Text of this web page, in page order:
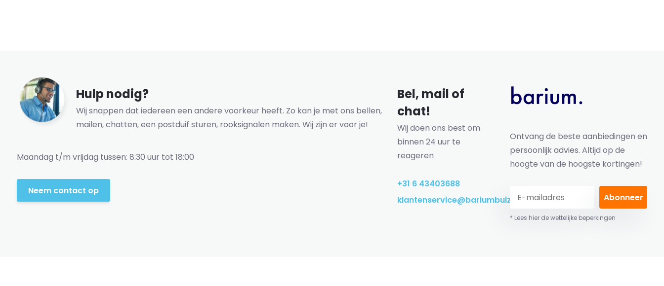
Hulp nodig?
Wij snappen dat iedereen een andere voorkeur heeft. Zo kan je met ons bellen,
mailen, chatten, een postduif sturen, rooksignalen maken. Wij zijn er voor je!
Maandag t/m vrijdag tussen: 8:30 uur tot 18:00
Neem contact op
Bel, mail of
chat!
Wij doen ons best om
binnen 24 uur te
reageren
+31 6 43403688
klantenservice@bariumbuizen.nl
Ontvang de beste aanbiedingen en
persoonlijk advies. Altijd op de
hoogte van de hoogste kortingen!
Abonneer
* Lees hier de wettelijke beperkingen